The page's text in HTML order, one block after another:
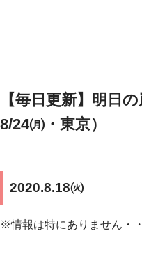
【毎日更新】明日
8/24㈪・東京）
2020.8.18㈫
※情報は特にありません・